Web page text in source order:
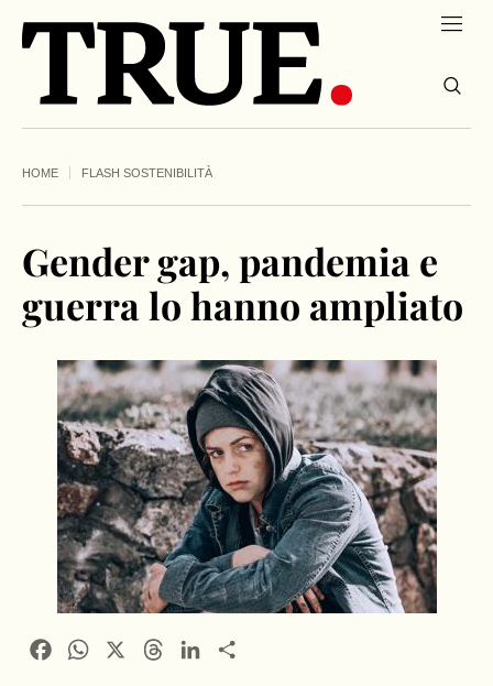
HOME FLASH SOSTENIBILITÀ
Gender gap, pandemia e
guerra lo hanno ampliato
FacebookWhatsApp ThreadsLinkedIn